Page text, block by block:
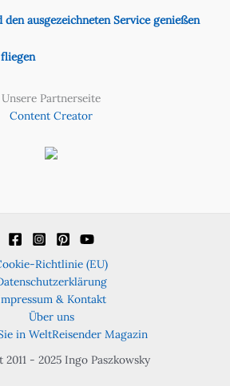
ausgezeichneten Service genießen
Unsere Partnerseite
Content Creator
Richtlinie (EU)
& Kontakt
Über uns
in WeltReisender Magazin
- 2025 Ingo Paszkowsky